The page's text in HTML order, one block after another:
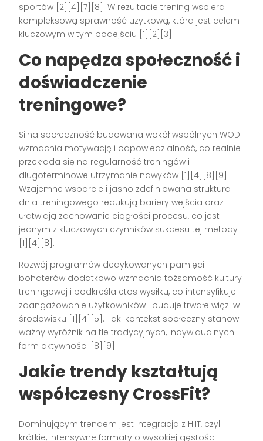
sportów [2][4][7][8]. W rezultacie trening wspiera
kompleksową sprawność użytkową, która jest celem
kluczowym w tym podejściu [1][2][3].
Co napędza społeczność i
doświadczenie
treningowe?
Silna społeczność budowana wokół wspólnych WOD
wzmacnia motywację i odpowiedzialność, co realnie
przekłada się na regularność treningów i
długoterminowe utrzymanie nawyków [1][4][8][9].
Wzajemne wsparcie i jasno zdefiniowana struktura
dnia treningowego redukują bariery wejścia oraz
ułatwiają zachowanie ciągłości procesu, co jest
jednym z kluczowych czynników sukcesu tej metody
[1][4][8].
Rozwój programów dedykowanych pamięci
bohaterów dodatkowo wzmacnia tożsamość kultury
treningowej i podkreśla etos wysiłku, co intensyfikuje
zaangażowanie użytkowników i buduje trwałe więzi w
środowisku [1][4][5]. Taki kontekst społeczny stanowi
ważny wyróżnik na tle tradycyjnych, indywidualnych
form aktywności [8][9].
Jakie trendy kształtują
współczesny CrossFit?
Dominującym trendem jest integracja z HIIT, czyli
krótkie, intensywne formaty o wysokiej gęstości